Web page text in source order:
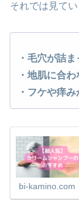
それでは見てい
・毛穴が詰
・地肌に合
・ フケや痒み
bi-kamino.com